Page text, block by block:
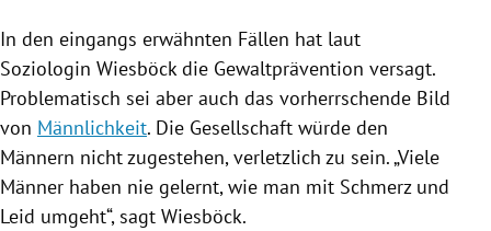
In den eingangs erwähnten Fällen hat laut
Soziologin Wiesböckdie Gewaltprävention versagt.
Problematisch sei aber auch das vorherrschende Bild
von Männlichkeit. Die Gesellschaft würde den
Männern nicht zugestehen, verletzlich zu sein. „Viele
Männer haben nie gelernt, wie man mit Schmerz und
Leid umgeht“, sagt Wiesböck.